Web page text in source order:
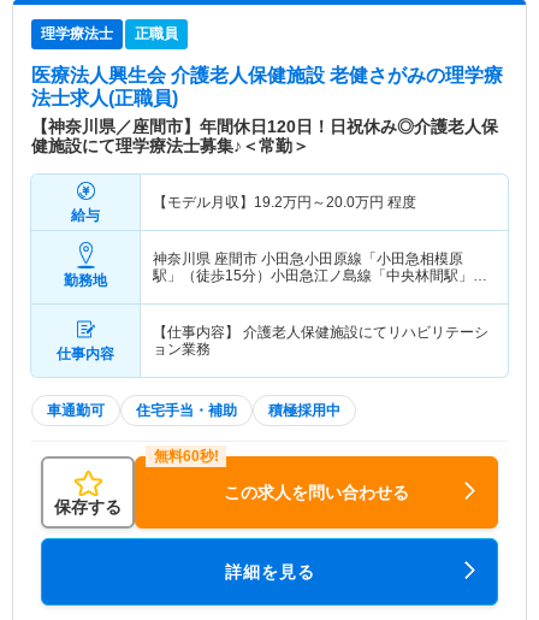
理学療法士 正職員
医療法人興生会 介護老人保健施設 老健さがみの理学療
法士求人(正職員)
【神奈川県／座間市】年間休日120日！日祝休み◎介護老人保
健施設にて理学療法士募集♪＜常勤＞
給与
【モデル月収】 19.2万円～20.0万円 程度
勤務地
神奈川県 座間市 小田急小田原線「小田急相模原
駅」（徒歩15分）小田急江ノ島線「中央林間駅」
仕事内容
【仕事内容】 介護老人保健施設にてリハビリテーシ
ョン業務
車通勤可 住宅手当・補助 積極採用中
保存する
この求人を問い合わせる
詳細を見る